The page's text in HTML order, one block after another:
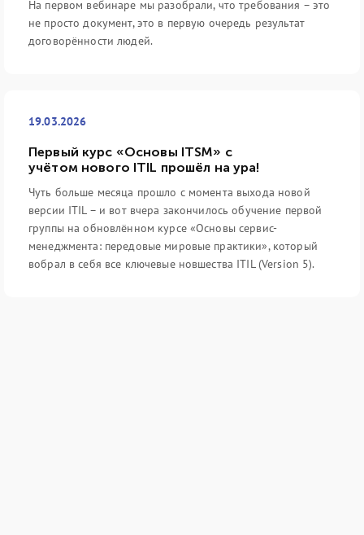
На первом вебинаре мы разобрали, что требования – это
не просто документ, это в первую очередь результат
договорённости людей.
19.03.2026
Первый курс «Основы ITSM» с
учётом нового ITIL прошёл на ура!
Чуть больше месяца прошло с момента выхода новой
версии ITIL – и вот вчера закончилось обучение первой
группы на обновлённом курсе «Основы сервис-
менеджмента: передовые мировые практики», который
вобрал в себя все ключевые новшества ITIL (Version 5).